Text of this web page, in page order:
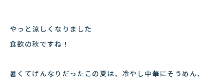
やっと涼しくなりました
食欲の秋ですね！
暑くてげんなりだったこの夏は、冷やし中華にそうめん、